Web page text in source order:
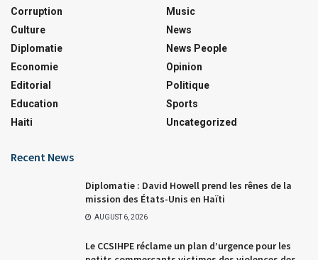
Corruption
Culture
Diplomatie
Economie
Editorial
Education
Haiti
Music
News
News People
Opinion
Politique
Sports
Uncategorized
Recent News
Diplomatie : David Howell prend les rênes de la
mission des États-Unis en Haïti
AUGUST 6, 2026
Le CCSIHPE réclame un plan d’urgence pour les